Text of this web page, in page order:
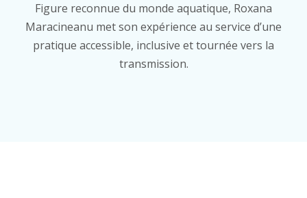
Figure reconnue du monde aquatique, Roxana
Maracineanu met son expérience au service d’une
pratique accessible, inclusive et tournée vers la
transmission.